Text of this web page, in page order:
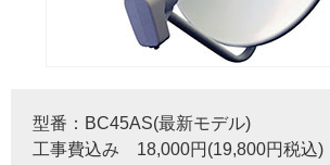
型番：BC45AS(最新モデル)
工事費込み 18,000円(19,800円税込)